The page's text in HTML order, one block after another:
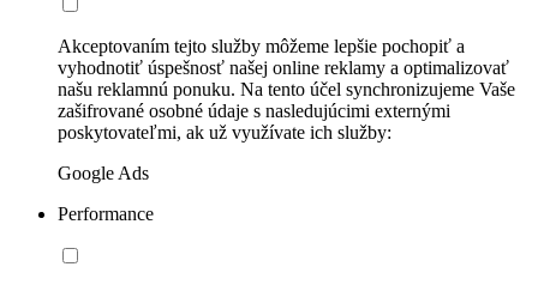
Akceptovaním tejto služby môžeme lepšie pochopiť a
vyhodnotiť úspešnosť našej online reklamy a optimalizovať
našu reklamnú ponuku. Na tento účel synchronizujeme Vaše
zašifrované osobné údaje s nasledujúcimi externými
poskytovateľmi, ak už využívate ich služby:
Google Ads
Performance